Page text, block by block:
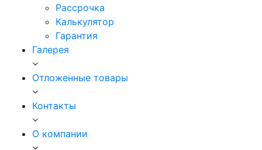
Рассрочка
Калькулятор
Гарантия
Галерея
Отложенные товары
Контакты
О компании